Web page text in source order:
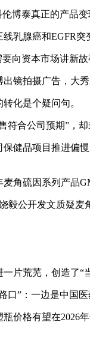
博泰真正的产品
乳腺癌和EGFR
向资本市场讲新
镜拍摄广告，大
化是个疑问句。
合公司预期”，却
健品项目推进偏
角硫因系列产品
毅公开发文质疑
片荒芜，创造了“
口”：一边是中国
价格有望在2026